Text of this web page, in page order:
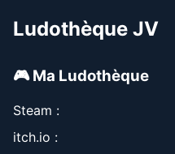
Ludothèque JV
🎮 Ma Ludothèque
Steam :
itch.io :